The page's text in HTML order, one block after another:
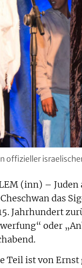
offizieller
(inn) –
das
Jahrhundert
oder
Teil ist von